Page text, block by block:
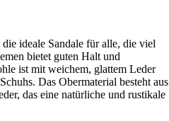
ideale Sandale für alle, die viel
bietet guten Halt und
ist mit weichem, glattem Leder
Das Obermaterial besteht aus
das eine natürliche und rustikale